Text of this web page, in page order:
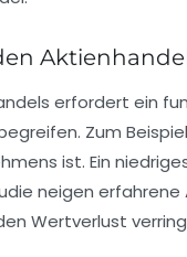
erfordert ein
Zum
ist. Ein
neigen erfahrene
Wertverlust